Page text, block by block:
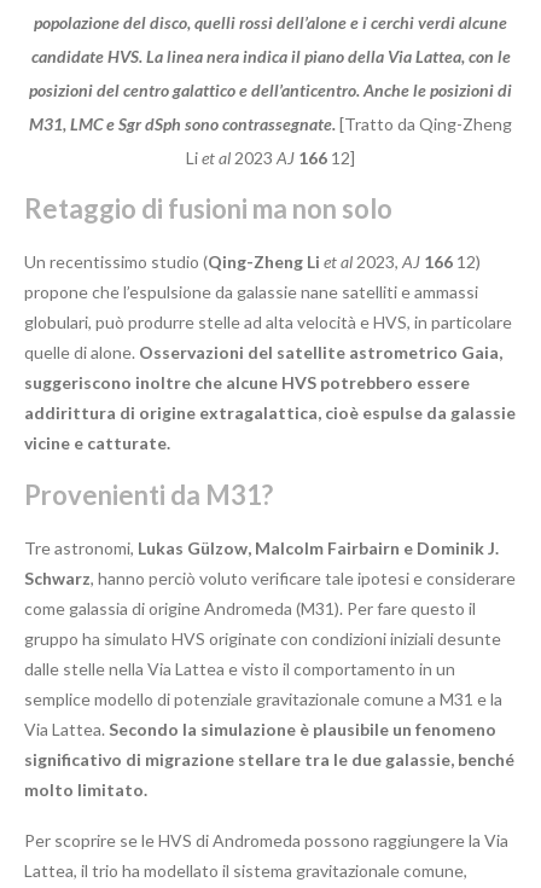
popolazione del disco, quelli rossi dell’alone e i cerchi verdi alcune
candidate HVS. La linea nera indica il piano della Via Lattea, con le
posizioni del centro galattico e dell’anticentro. Anche le posizioni di
M31, LMC e Sgr dSph sono contrassegnate.[Tratto da Qing-Zheng
Liet al 2023 AJ 166 12]
Retaggio di fusioni ma non solo
Un recentissimo studio (Qing-Zheng Li et al 2023, AJ 166 12)
propone che l’espulsione da galassie nane satelliti e ammassi
globulari, può produrre stelle ad alta velocità e HVS, in particolare
quelle di alone. Osservazioni del satellite astrometrico Gaia,
suggeriscono inoltre che alcune HVS potrebbero essere
addirittura di origine extragalattica, cioè espulse da galassie
vicine e catturate.
Provenienti da M31?
Tre astronomi, Lukas Gülzow, Malcolm Fairbairn e Dominik J.
Schwarz, hanno perciò voluto verificare tale ipotesi e considerare
come galassia di origine Andromeda (M31). Per fare questo il
gruppo ha simulato HVS originate con condizioni iniziali desunte
dalle stelle nella Via Lattea e visto il comportamento in un
semplice modello di potenziale gravitazionale comune a M31 e la
Via Lattea. Secondo la simulazione è plausibile un fenomeno
significativo di migrazione stellare tra le due galassie, benché
molto limitato.
Per scoprire se le HVS di Andromeda possono raggiungere la Via
Lattea, il trio ha modellato il sistema gravitazionale comune,